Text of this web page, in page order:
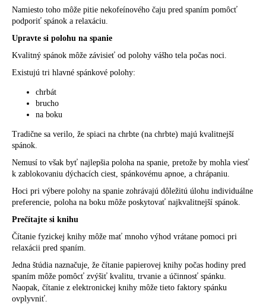
Namiesto toho môže pitie nekofeínového čaju pred spaním pomôcť
podporiť spánok a relaxáciu.
Upravte si polohu na spanie
Kvalitný spánok môže závisieť od polohy vášho tela počas noci.
Existujú tri hlavné spánkové polohy:
chrbát
brucho
na boku
Tradične sa verilo, že spiaci na chrbte (na chrbte) majú kvalitnejší
spánok.
Nemusí to však byť najlepšia poloha na spanie, pretože by mohla viesť
k zablokovaniu dýchacích ciest, spánkovému apnoe , a chrápaniu
Hoci pri výbere polohy na spanie zohrávajú dôležitú úlohu individuálne
preferencie, poloha na boku môže poskytovať najkvalitnejší spánok.
Prečítajte si knihu
Čítanie fyzickej knihy môže mať mnoho výhod vrátane pomoci pri
relaxácii pred spaním.
Jedna štúdia naznačuje, že čítanie papierovej knihy počas hodiny pred
spaním môže pomôcť zvýšiť kvalitu, trvanie a účinnosť spánku.
Naopak, čítanie z elektronickej knihy môže tieto faktory spánku
ovplyvniť.